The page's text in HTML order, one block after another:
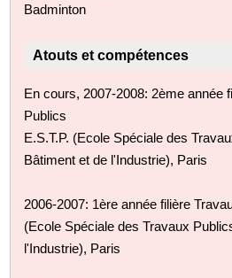
Badminton
Atouts et compétences
En cours, 2007-2008: 2ème année
Publics
E.S.T.P. (Ecole Spéciale des
Bâtiment et de l'Industrie), Paris
2006-2007: 1ère année filière
(Ecole Spéciale des Travaux
l'Industrie), Paris